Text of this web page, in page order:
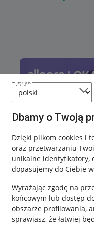
język
Dbamy o Twoją
Dzięki plikom cookies i
oraz przetwarzaniu
unikalne identyfikatory,
dopasujemy do Ciebie
Wyrażając zgodę na
końcowym lub dostęp
obszarze profilowania,
sprawiasz, że łatwiej